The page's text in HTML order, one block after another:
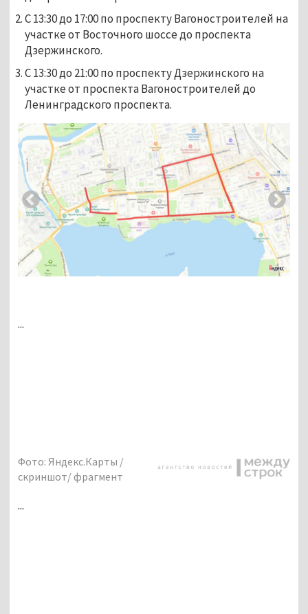
С 13:30 до 17:00 по проспекту Вагоностроителей на
участке от Восточного шоссе до проспекта
Дзержинского.
С 13:30 до 21:00 по проспекту Дзержинского на
участке от проспекта Вагоностроителей до
Ленинградского проспекта.
...
Фото: Яндекс.Карты /
скриншот/ фрагмент
...